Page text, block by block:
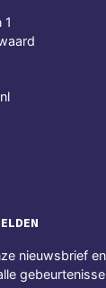
1
nieuwsbrief